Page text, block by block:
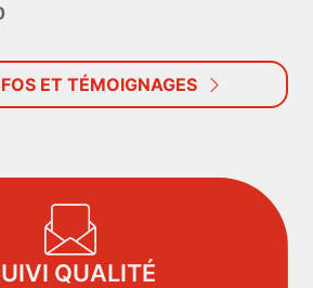
ET TÉMOIGNAGES
QUALITÉ